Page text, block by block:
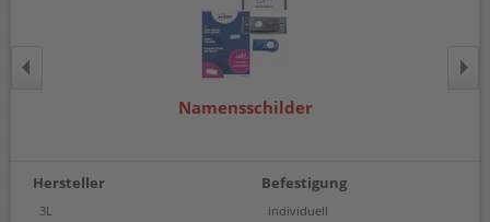
Namensschilder
Hersteller
3L
Befestigung
individuell